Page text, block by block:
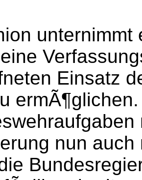
unternimmt
Einsatz
nun